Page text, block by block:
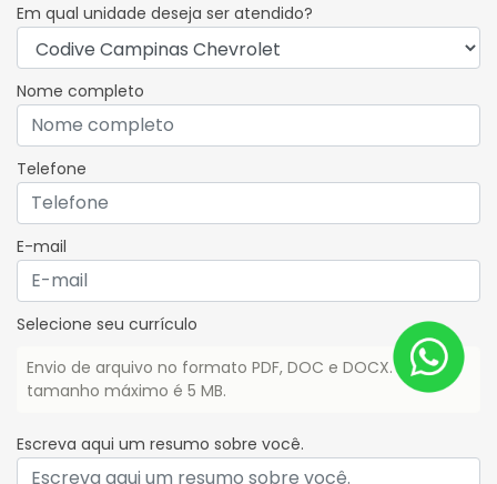
Em qual unidade deseja ser atendido?
Nome completo
Telefone
E-mail
Selecione seu currículo
Envio de arquivo no formato PDF, DOC e DOCX. O
tamanho máximo é 5 MB.
Escreva aqui um resumo sobre você.